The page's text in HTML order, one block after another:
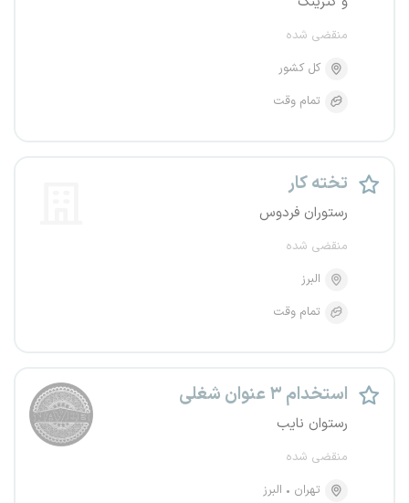
منقضی شده
کل کشور
تمام وقت
تخته کار
رستوران فردوس
منقضی شده
البرز
تمام وقت
استخدام ۳ عنوان شغلی
رستوان نایب
منقضی شده
تهران
البرز